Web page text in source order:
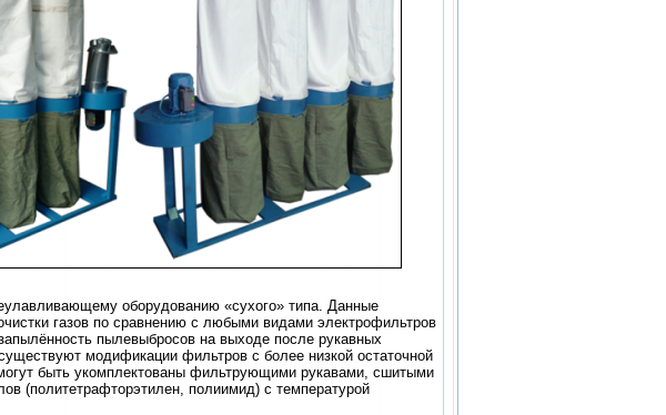
оборудованию «сухого» типа. Данные
газов по сравнению с любыми видами электрофильтров
пылевыбросов на выходе после рукавных
модификации фильтров с более низкой остаточной
быть укомплектованы фильтрующими рукавами, сшитыми
(политетрафторэтилен, полиимид) с температурой